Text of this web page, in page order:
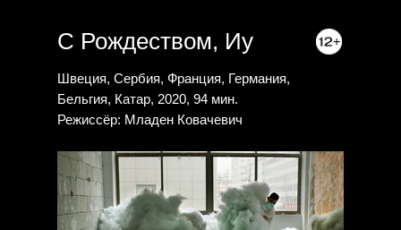
С Рождеством, Иу
Швеция, Сербия, Франция, Германия,
Бельгия, Катар, 2020, 94 мин.
Режиссёр: Младен Ковачевич